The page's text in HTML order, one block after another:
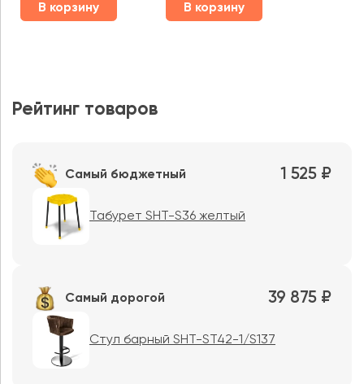
В корзину В корзину
Рейтинг товаров
Самый бюджетный 1 525 ₽
Табурет SHT-S36 желтый
Самый дорогой 39 875 ₽
Стул барный SHT-ST42-1/S137